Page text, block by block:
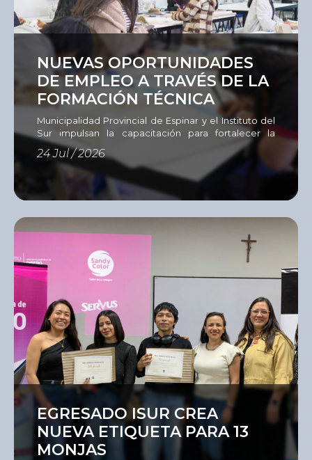
NUEVAS OPORTUNIDADES
DE EMPLEO A TRAVÉS DE LA
FORMACIÓN TÉCNICA
Municipalidad Provincial de Espinar y el Instituto del
Sur impulsan la capacitación para fortalecer la
empleabilidad La Municipalidad Provincial de
Espinar, en coordinación con el Instituto del Sur
(ISUR), desarrollan un programa de capacitación
dirigido a 60 personas en situación de
vulnerabilidad, entre jóvenes, adultos y
competencias, actualizar sus conocimientos o
aprender un […]
24 Jul / 2026
EGRESADO ISUR CREA
NUEVA ETIQUETA PARA 13
MONJAS
Ver